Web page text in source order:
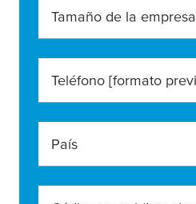
Tamaño de la empresa
País